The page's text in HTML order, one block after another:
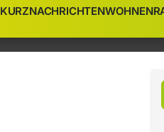
KURZNACHRICHTENWOHNEN